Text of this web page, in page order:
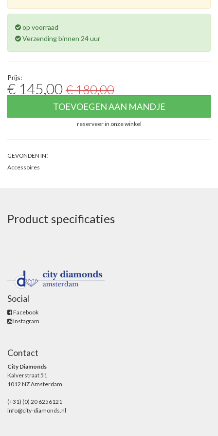
op voorraad
Verzending binnen 24 uur
Prijs:
€ 145,00 € 180,00
TOEVOEGEN AAN MANDJE
reserveer in onze winkel
GEVONDEN IN:
Accessoires
Product specificaties
Social
Facebook
Instagram
Contact
City Diamonds
Kalverstraat 51
1012 NZ Amsterdam
(+31) (0) 20 6256121
info@city-diamonds.nl